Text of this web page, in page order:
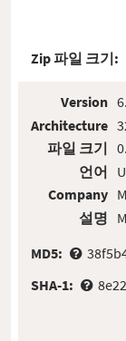
Zip 파일 크기:
Version
Architecture
파일 크기
언어
Company
설명
MD5:
SHA-1: